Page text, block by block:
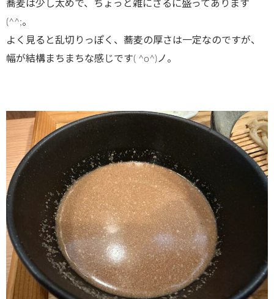
蕎麦は少し太めで、ちょっと雑にざるに盛ってあります
(^^;。
よく見ると乱切りっぽく、蕎麦の厚さは一定なのですが、
幅が結構まちまちな感じです( ^o^)ノ。